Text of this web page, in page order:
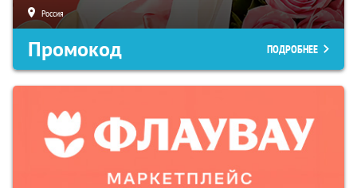
Россия
Промокод ПОДРОБНЕЕ